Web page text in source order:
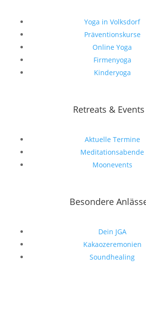
Yoga in Volksdorf
Präventionskurse
Online Yoga
Firmenyoga
Kinderyoga
Retreats & Events
Aktuelle Termine
Meditationsabende
Moonevents
Besondere
Dein JGA
Kakaozeremonien
Soundhealing